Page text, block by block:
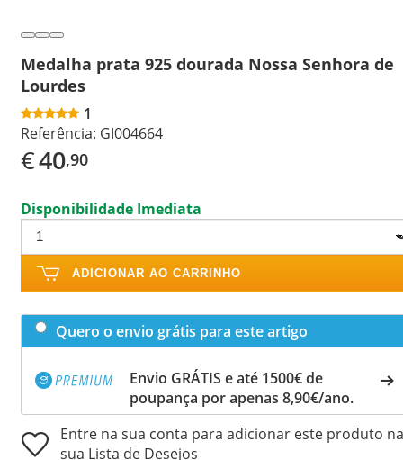
Medalha prata 925 dourada Nossa Senhora de
Lourdes
1
Referência: GI004664
€40,90
Disponibilidade Imediata
ADICIONAR AO CARRINHO
Quero o envio grátis para este artigo
Envio GRÁTIS e até 1500€ de
poupança por apenas 8,90€/ano.
Entre na sua conta para adicionar este produto na
sua Lista de Desejos